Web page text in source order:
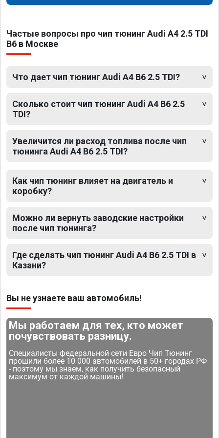
Частые вопросы про чип тюнинг Audi A4 2.5 TDI
B6 в Москве
Что дает чип тюнинг Audi A4 B6 2.5 TDI?
Сколько стоит чип тюнинг Audi A4 B6 2.5
TDI?
Увеличится ли расход топлива после чип
тюнинга Audi A4 B6 2.5 TDI?
Как чип тюнинг влияет на двигатель и
коробку?
Можно ли вернуть заводские настройки
после чип тюнинга?
Где сделать чип тюнинг Audi A4 B6 2.5 TDI в
Казани?
Вы не узнаете ваш автомобиль!
Мы работаем для тех, кто может
почувствовать разницу.
Специалисты федеральной сети Евро Чип Тюнинг
прошили более 10 000 автомобилей в 50+ городах РФ
- поэтому мы знаем, как получить безопасный
максимум от каждой машины!